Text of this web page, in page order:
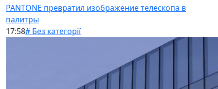
PANTONE превратил изображение телескопа в
палитры
17:58# Без категорії